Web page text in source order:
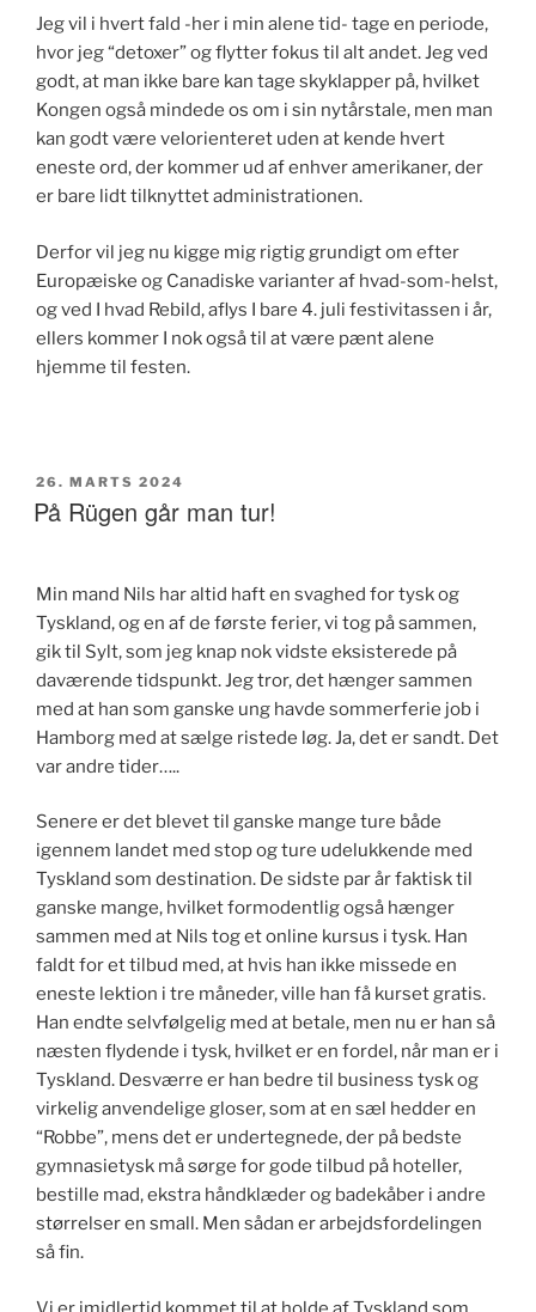
Jeg vil i hvert fald -her i min alene tid- tage en periode,
hvor jeg “detoxer” og flytter fokus til alt andet. Jeg ved
godt, at man ikke bare kan tage skyklapper på, hvilket
Kongen også mindede os om i sin nytårstale, men man
kan godt være velorienteret uden at kende hvert
eneste ord, der kommer ud af enhver amerikaner, der
er bare lidt tilknyttet administrationen.
Derfor vil jeg nu kigge mig rigtig grundigt om efter
Europæiske og Canadiske varianter af hvad-som-helst,
og ved I hvad Rebild, aflys I bare 4. juli festivitassen i år,
ellers kommer I nok også til at være pænt alene
hjemme til festen.
UDGIVET
DEN
26. MARTS 2024
På Rügen går man tur!
Min mand Nils har altid haft en svaghed for tysk og
Tyskland, og en af de første ferier, vi tog på sammen,
gik til Sylt, som jeg knap nok vidste eksisterede på
daværende tidspunkt. Jeg tror, det hænger sammen
med at han som ganske ung havde sommerferie job i
Hamborg med at sælge ristede løg. Ja, det er sandt. Det
var andre tider…..
Senere er det blevet til ganske mange ture både
igennem landet med stop og ture udelukkende med
Tyskland som destination. De sidste par år faktisk til
ganske mange, hvilket formodentlig også hænger
sammen med at Nils tog et online kursus i tysk. Han
faldt for et tilbud med, at hvis han ikke missede en
eneste lektion i tre måneder, ville han få kurset gratis.
Han endte selvfølgelig med at betale, men nu er han så
næsten flydende i tysk, hvilket er en fordel, når man er i
Tyskland. Desværre er han bedre til business tysk og
virkelig anvendelige gloser, som at en sæl hedder en
“Robbe”, mens det er undertegnede, der på bedste
gymnasietysk må sørge for gode tilbud på hoteller,
bestille mad, ekstra håndklæder og badekåber i andre
størrelser en small. Men sådan er arbejdsfordelingen
så fin.